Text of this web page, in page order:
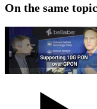
On the same topic